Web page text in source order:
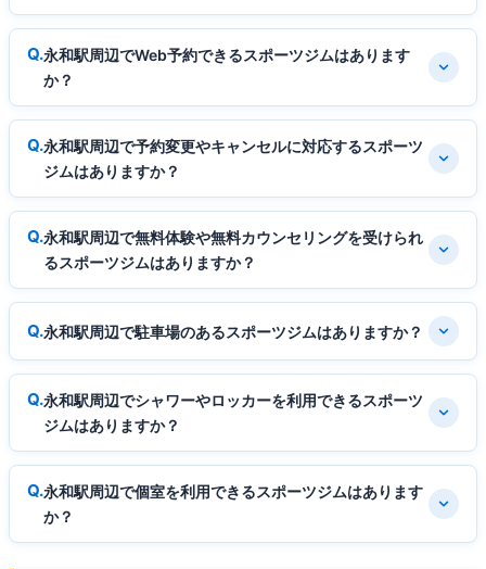
永和駅周辺でWeb予約できるスポーツジムはあります
か？
永和駅周辺で予約変更やキャンセルに対応するスポーツ
ジムはありますか？
永和駅周辺で無料体験や無料カウンセリングを受けられ
るスポーツジムはありますか？
永和駅周辺で駐車場のあるスポーツジムはありますか？
永和駅周辺でシャワーやロッカーを利用できるスポーツ
ジムはありますか？
永和駅周辺で個室を利用できるスポーツジムはあります
か？